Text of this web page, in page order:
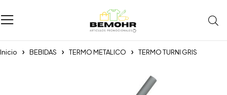
Inicio BEBIDAS TERMO METALICO TERMO TURNI GRIS